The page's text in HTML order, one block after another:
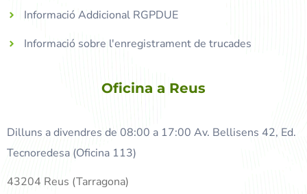
Informació Addicional RGPDUE
Informació sobre l'enregistrament de trucades
Oficina a Reus
Dilluns a divendres de 08:00 a 17:00 Av. Bellisens 42, Ed.
Tecnoredesa (Oficina 113)
43204 Reus (Tarragona)